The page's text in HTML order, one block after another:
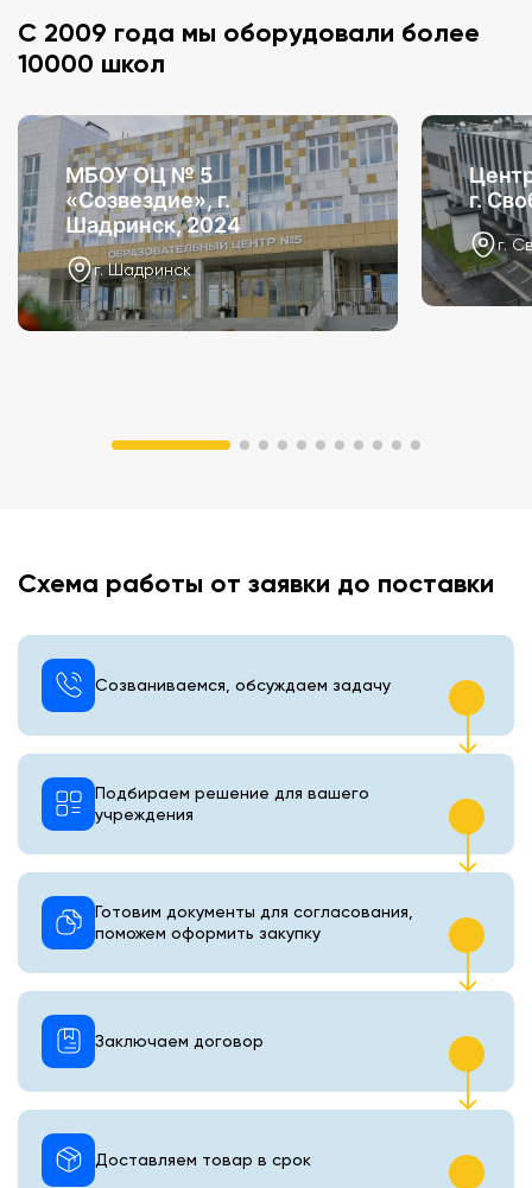
С 2009 года мы оборудовали более
10000 школ
МБОУ ОЦ № 5
«Созвездие», г.
Шадринск, 2024
г. Шадринск
г.
г.
Схема работы от заявки до поставки
Созваниваемся, обсуждаем задачу
Подбираем решение для вашего
учреждения
Готовим документы для согласования,
поможем оформить закупку
Доставляем товар в срок
Заключаем договор